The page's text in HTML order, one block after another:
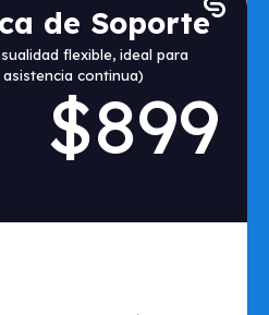
de Soporte
flexible, ideal para
continua)
$899